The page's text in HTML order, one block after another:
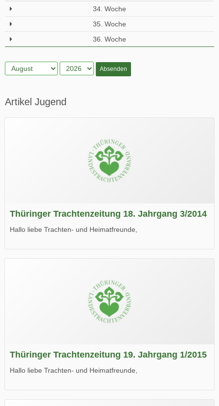
34. Woche
35. Woche
36. Woche
Absenden
Artikel Jugend
Thüringer Trachtenzeitung 18. Jahrgang 3/2014
Hallo liebe Trachten- und Heimatfreunde,
Wir wünschen Euch viel Spaß beim Lesen.
Thüringer Trachtenzeitung 19. Jahrgang 1/2015
Hallo liebe Trachten- und Heimatfreunde,
Wir wünschen Euch viel Spaß beim Lesen.